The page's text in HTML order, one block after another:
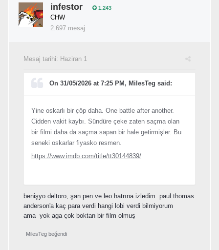
infestor 1.243
CHW
2.697 mesaj
Mesaj tarihi: Haziran 1
On 31/05/2026 at 7:25 PM, MilesTeg said:
Yine oskarlı bir çöp daha. One battle after another.
Cidden vakit kaybı. Sündüre çeke zaten saçma olan
bir filmi daha da saçma sapan bir hale getirmişler. Bu
seneki oskarlar fiyasko resmen.
https://www.imdb.com/title/tt30144839/
benişyo deltoro, şan pen ve leo hatrına izledim. paul thomas
anderson'a kaç para verdi hangi lobi verdi bilmiyorum
ama yok aga çok boktan bir film olmuş
MilesTeg beğendi